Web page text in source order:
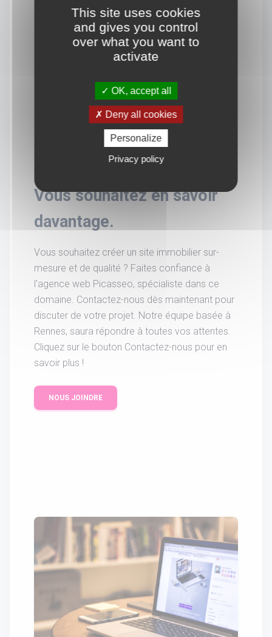
Vous souhaitez en savoir
davantage.
Vous souhaitez créer un site immobilier sur-
mesure et de qualité ? Faites confiance à
l'agence web Picasseo, spécialiste dans ce
domaine. Contactez-nous dès maintenant pour
discuter de votre projet. Notre équipe basée à
Rennes, saura répondre à toutes vos attentes.
Cliquez sur le bouton Contactez-nous pour en
savoir plus !
NOUS JOINDRE
This site uses cookies
and gives you control
over what you want to
activate
OK, accept all
Deny all cookies
Personalize
Privacy policy